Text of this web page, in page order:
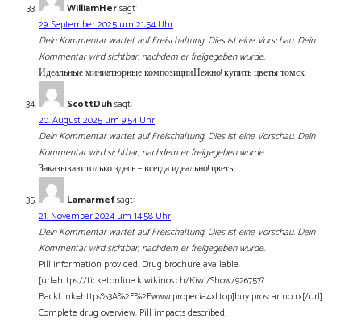
WilliamHersagt:
29. September 2025 um 21:54 Uhr
Dein Kommentar wartet auf Freischaltung. Dies ist eine Vorschau. Dein
Kommentar wird sichtbar, nachdem er freigegeben wurde.
Идеальные миниатюрные композиции!Нежно! купить цветы томск
ScottDuhsagt:
20. August 2025 um 9:54 Uhr
Dein Kommentar wartet auf Freischaltung. Dies ist eine Vorschau. Dein
Kommentar wird sichtbar, nachdem er freigegeben wurde.
Заказываю только здесь – всегда идеально! цветы
Lamarmefsagt:
21. November 2024 um 14:58 Uhr
Dein Kommentar wartet auf Freischaltung. Dies ist eine Vorschau. Dein
Kommentar wird sichtbar, nachdem er freigegeben wurde.
Pill information provided. Drug brochure available.
[url=https://ticketonline.kiwikinos.ch/Kiwi/Show/926757?
BackLink=https%3A%2F%2Fwww.propecia4xl.top]buy proscar no rx[/url]
Complete drug overview. Pill impacts described.